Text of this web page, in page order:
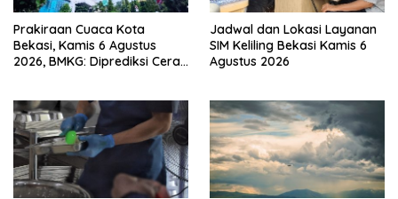
Prakiraan Cuaca Kota
Bekasi, Kamis 6 Agustus
2026, BMKG: Diprediksi Cerah
Jadwal dan Lokasi Layanan
SIM Keliling Bekasi Kamis 6
Agustus 2026